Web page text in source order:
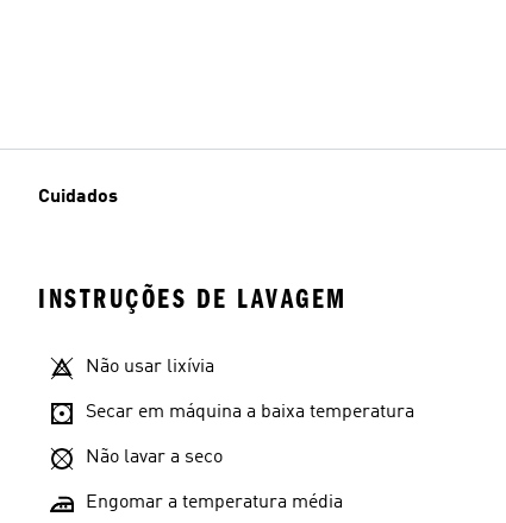
Cuidados
INSTRUÇÕES DE LAVAGEM
Não usar lixívia
Secar em máquina a baixa temperatura
Não lavar a seco
Engomar a temperatura média